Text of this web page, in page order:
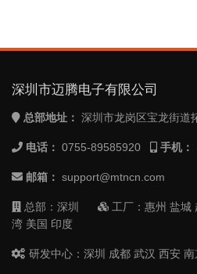
深圳市迈腾电子有限公司
总部地址： 深圳市龙岗区宝龙街道
电话： 0755-89585920 手机：
邮箱： support@mtncn.com
总部：深圳 工厂：惠州 盐城
湾 美国 印度
研发中心：深圳 成都 武汉 西安 南